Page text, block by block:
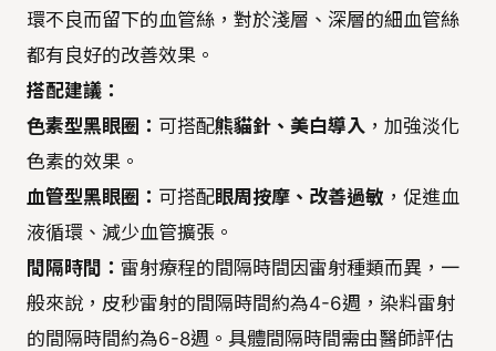
環不良而留下的血管絲，對於淺層、深層的細血管絲
都有良好的改善效果。
搭配建議：
色素型黑眼圈： 可搭配熊貓針、美白導入 ，加強淡化
色素的效果。
血管型黑眼圈： 可搭配眼周按摩、改善過敏 ，促進血
液循環、減少血管擴張。
間隔時間： 雷射療程的間隔時間因雷射種類而異，一
般來說，皮秒雷射的間隔時間約為4-6週，染料雷射
的間隔時間約為6-8週。具體間隔時間需由醫師評估